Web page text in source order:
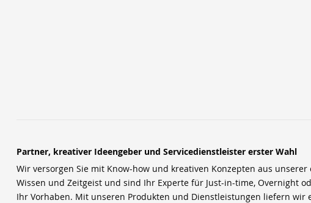
Partner, kreativer Ideengeber und Servicedienstleister erster Wahl
Wir versorgen Sie mit Know-how und kreativen Konzepten aus
Wissen und Zeitgeist und sind Ihr Experte für Just-in-time, Overnight
Ihr Vorhaben. Mit unseren Produkten und Dienstleistungen liefern